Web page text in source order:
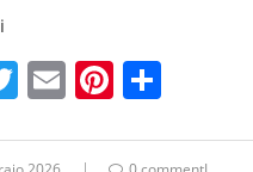
Twitter
EmailPinterest